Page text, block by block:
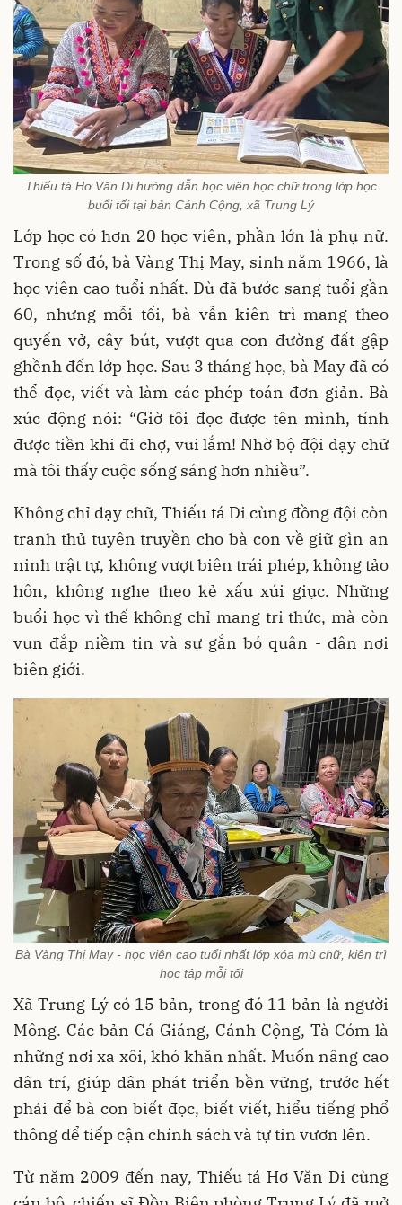
Thiếu tá Hơ Văn Di hướng dẫn học viên học chữ trong lớp học
buổi tối tại bản Cánh Cộng, xã Trung Lý
Lớp học có hơn 20 học viên, phần lớn là phụ nữ.
Trong số đó, bà Vàng Thị May, sinh năm 1966, là
học viên cao tuổi nhất. Dù đã bước sang tuổi gần
60, nhưng mỗi tối, bà vẫn kiên trì mang theo
quyển vở, cây bút, vượt qua con đường đất gập
ghềnh đến lớp học. Sau 3 tháng học, bà May đã có
thể đọc, viết và làm các phép toán đơn giản. Bà
xúc động nói: “Giờ tôi đọc được tên mình, tính
được tiền khi đi chợ, vui lắm! Nhờ bộ đội dạy chữ
mà tôi thấy cuộc sống sáng hơn nhiều”.
Không chỉ dạy chữ, Thiếu tá Di cùng đồng đội còn
tranh thủ tuyên truyền cho bà con về giữ gìn an
ninh trật tự, không vượt biên trái phép, không tảo
hôn, không nghe theo kẻ xấu xúi giục. Những
buổi học vì thế không chỉ mang tri thức, mà còn
vun đắp niềm tin và sự gắn bó quân - dân nơi
biên giới.
Bà Vàng Thị May - học viên cao tuổi nhất lớp xóa mù chữ, kiên trì
học tập mỗi tối
Xã Trung Lý có 15 bản, trong đó 11 bản là người
Mông. Các bản Cá Giáng, Cánh Cộng, Tà Cóm là
những nơi xa xôi, khó khăn nhất. Muốn nâng cao
dân trí, giúp dân phát triển bền vững, trước hết
phải để bà con biết đọc, biết viết, hiểu tiếng phổ
thông để tiếp cận chính sách và tự tin vươn lên.
Từ năm 2009 đến nay, Thiếu tá Hơ Văn Di cùng